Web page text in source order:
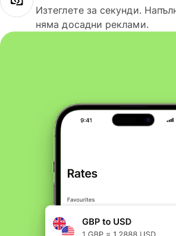
Изтеглете за секунди.
няма досадни реклами.